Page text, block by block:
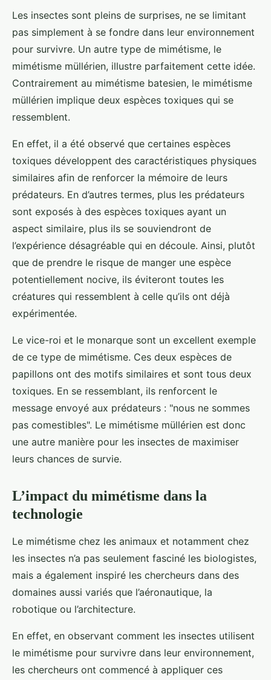
Les insectes sont pleins de surprises, ne se limitant
pas simplement à se fondre dans leur environnement
pour survivre. Un autre type de mimétisme, le
mimétisme müllérien, illustre parfaitement cette idée.
Contrairement au mimétisme batesien, le mimétisme
müllérien implique deux espèces toxiques qui se
ressemblent.
En effet, il a été observé que certaines espèces
toxiques développent des caractéristiques physiques
similaires afin de renforcer la mémoire de leurs
prédateurs. En d’autres termes, plus les prédateurs
sont exposés à des espèces toxiques ayant un
aspect similaire, plus ils se souviendront de
l’expérience désagréable qui en découle. Ainsi, plutôt
que de prendre le risque de manger une espèce
potentiellement nocive, ils éviteront toutes les
créatures qui ressemblent à celle qu’ils ont déjà
expérimentée.
Le vice-roi et le monarque sont un excellent exemple
de ce type de mimétisme. Ces deux espèces de
papillons ont des motifs similaires et sont tous deux
toxiques. En se ressemblant, ils renforcent le
message envoyé aux prédateurs : "nous ne sommes
pas comestibles". Le mimétisme müllérien est donc
une autre manière pour les insectes de maximiser
leurs chances de survie.
L’impact du mimétisme dans la
technologie
Le mimétisme chez les animaux et notamment chez
les insectes n’a pas seulement fasciné les biologistes,
mais a également inspiré les chercheurs dans des
domaines aussi variés que l’aéronautique, la
robotique ou l’architecture.
En effet, en observant comment les insectes utilisent
le mimétisme pour survivre dans leur environnement,
les chercheurs ont commencé à appliquer ces